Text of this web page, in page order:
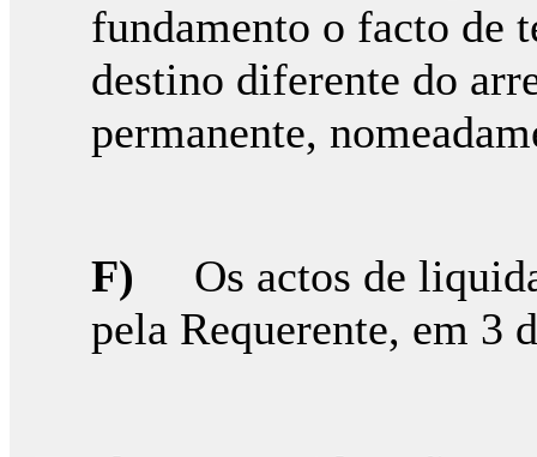
fundamento o facto de
destino diferente do
permanente,
F) Os actos de
pela Requerente, em 3